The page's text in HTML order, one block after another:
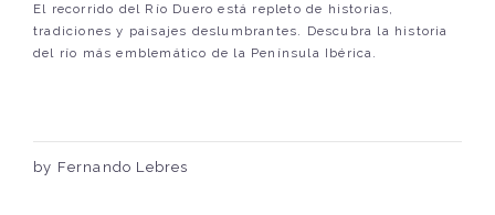
El recorrido del Río Duero está repleto de historias,
tradiciones y paisajes deslumbrantes. Descubra la historia
del río más emblemático de la Península Ibérica.
by Fernando Lebres